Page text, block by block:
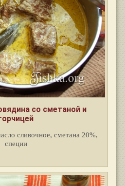
сливочное, сметана 20%,
специи